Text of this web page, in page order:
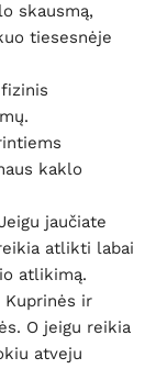
skausmą,
tiesesnėje
kaklo
jaučiate
atlikti labai
atlikimą.
ir
O jeigu reikia
atveju